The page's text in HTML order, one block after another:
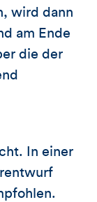
wird dann
am Ende
die der
In einer